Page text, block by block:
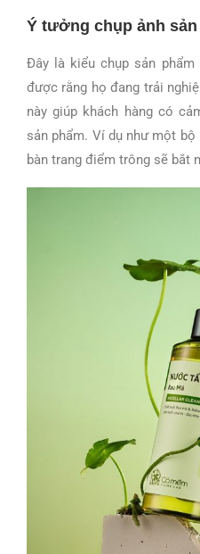
Ý tưởng chụp ảnh
Đây là kiểu chụp sản phẩm
được rằng họ đang trải
này giúp khách hàng có
sản phẩm. Ví dụ như một
bàn trang điểm trông sẽ bắt